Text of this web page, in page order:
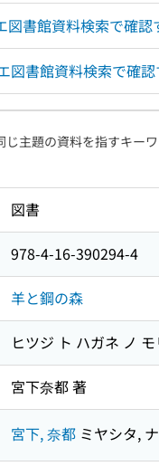
図書館資料検索で確認
図書館資料検索で確
主題の資料を指すキー
図書
978-4-16-390294-4
羊と鋼の森
ヒツジ ト ハガネ ノ モ
宮下奈都 著
宮下, 奈都 ミヤシタ,